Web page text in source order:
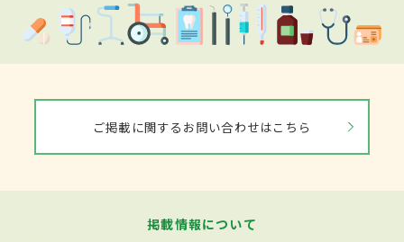
ご掲載に関するお問い合わせはこちら
掲載情報について